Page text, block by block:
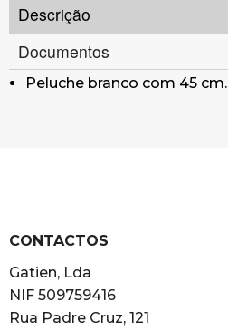
Descrição
Documentos
Peluche branco com 45 cm.
CONTACTOS
Gatien, Lda
NIF 509759416
Rua Padre Cruz, 121